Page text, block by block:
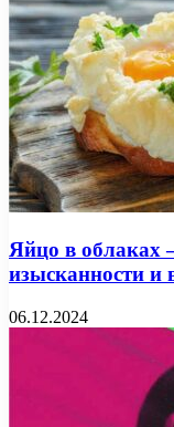
Яйцо в облаках
изысканности и
06.12.2024